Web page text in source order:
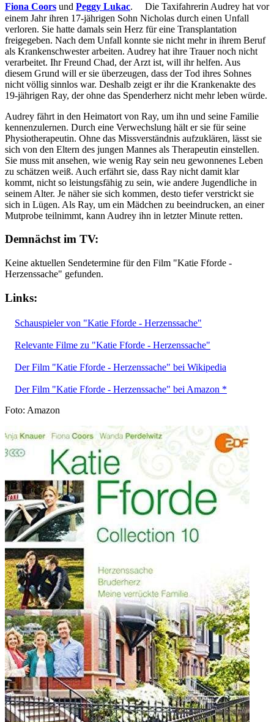
Fiona Coors und Peggy Lukac. Die Taxifahrerin Audrey hat vor
einem Jahr ihren 17-jährigen Sohn Nicholas durch einen Unfall
verloren. Sie hatte damals sein Herz für eine Transplantation
freigegeben. Nach dem Unfall konnte sie nicht mehr in ihrem Beruf
als Krankenschwester arbeiten. Audrey hat ihre Trauer noch nicht
verarbeitet. Ihr Freund Chad, der Arzt ist, will ihr helfen. Aus
diesem Grund will er sie überzeugen, dass der Tod ihres Sohnes
nicht völlig sinnlos war. Deshalb zeigt er ihr die Krankenakte des
19-jährigen Ray, der ohne das Spenderherz nicht mehr leben würde.
Audrey fährt in den Heimatort von Ray, um ihn und seine Familie
kennenzulernen. Durch eine Verwechslung hält er sie für seine
Physiotherapeutin. Ohne das Missverständnis aufzuklären, lässt sie
sich von den Eltern des jungen Mannes als Therapeutin einstellen.
Sie muss mit ansehen, wie wenig Ray sein neu gewonnenes Leben
zu schätzen weiß. Auch erfährt sie, dass Ray nicht damit klar
kommt, nicht so leistungsfähig zu sein, wie andere Jugendliche in
seinem Alter. Je näher sie sich kommen, desto tiefer verstrickt sie
sich in Lügen. Als Ray, um ein Mädchen zu beeindrucken, an einer
Mutprobe teilnimmt, kann Audrey ihn in letzter Minute retten.
Demnächst im TV:
Keine aktuellen Sendetermine für den Film "Katie Fforde -
Herzenssache" gefunden.
Links:
Schauspieler von "Katie Fforde - Herzenssache"
Relevante Filme zu "Katie Fforde - Herzenssache"
Der Film "Katie Fforde - Herzenssache" bei Wikipedia
Der Film "Katie Fforde - Herzenssache" bei Amazon *
Foto: Amazon